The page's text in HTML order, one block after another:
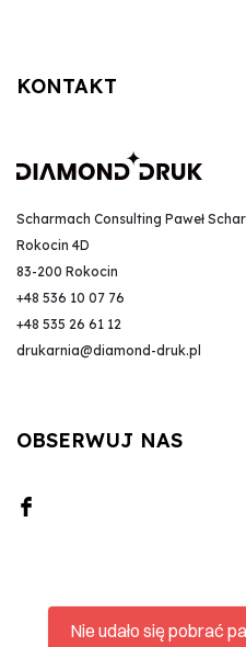
Nie udało się pobrać
KONTAKT
Scharmach Consulting Paweł
Rokocin 4D
83-200 Rokocin
+48 536 10 07 76
+48 535 26 61 12
drukarnia@diamond-druk.pl
OBSERWUJ NAS